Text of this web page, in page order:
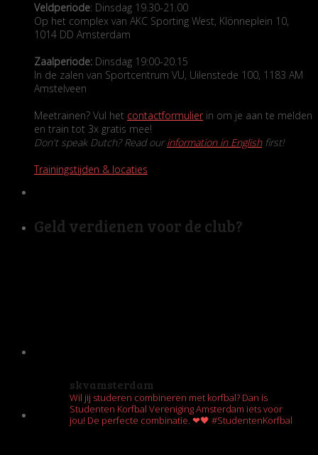
Veldperiode: Dinsdag 19.30-21.00
Op het complex van AKC Sporting West, Klönneplein 10,
1014 DD Amsterdam
Zaalperiode: Dinsdag 19:00-20.15
In de zalen van Sportcentrum VU, Uilenstede 100, 1183 AM
Amstelveen
Meetrainen? Vul het contactformulierin om je aan te melden
en train tot 3x gratis mee!
Don't speak Dutch? Read ourinformation in Englishfirst!
Trainingstijden & locaties
Geld verdienen voor de club?
skvamsterdam
Wil jij studeren combineren met korfbal? Dan is
Studenten Korfbal Vereniging Amsterdam iets voor
jou! De perfecte combinatie. ❤🖤 #StudentenKorfbal